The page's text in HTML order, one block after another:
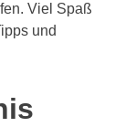
Viel Spaß
und